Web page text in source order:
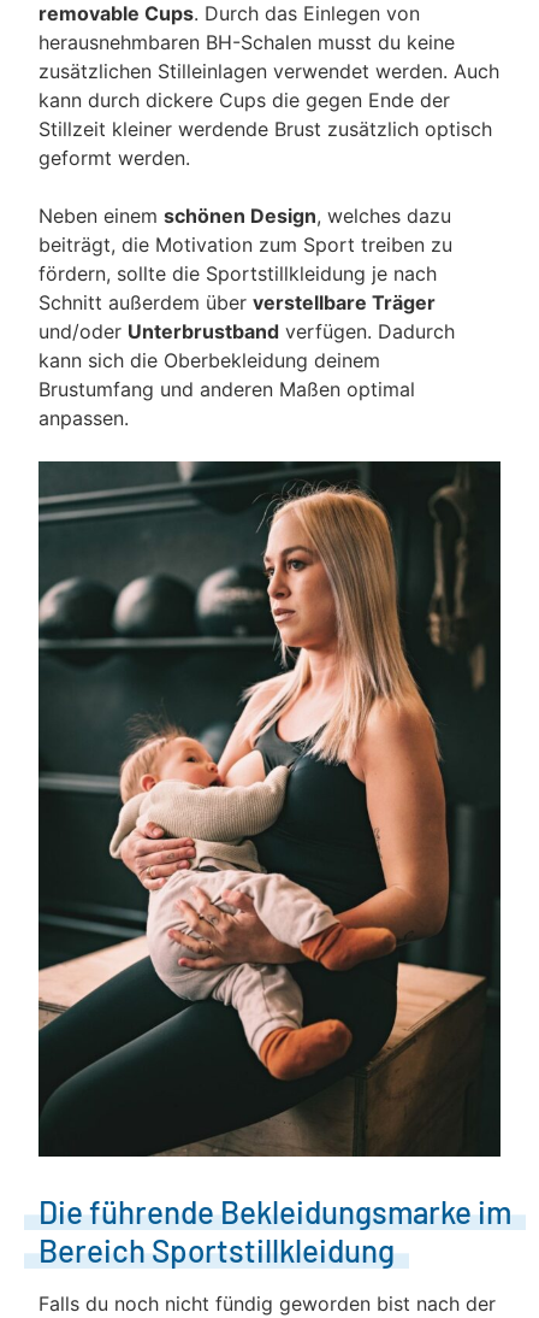
removable Cups. Durch das Einlegen von
herausnehmbaren BH-Schalen musst du keine
zusätzlichen Stilleinlagen verwendet werden. Auch
kann durch dickere Cups die gegen Ende der
Stillzeit kleiner werdende Brust zusätzlich optisch
geformt werden.
Neben einem schönen Design, welches dazu
beiträgt, die Motivation zum Sport treiben zu
fördern, sollte die Sportstillkleidung je nach
Schnitt außerdem über verstellbare Träger
und/oder Unterbrustband verfügen. Dadurch
kann sich die Oberbekleidung deinem
Brustumfang und anderen Maßen optimal
anpassen.
Die führende Bekleidungsmarke im
Bereich Sportstillkleidung
Falls du noch nicht fündig geworden bist nach der